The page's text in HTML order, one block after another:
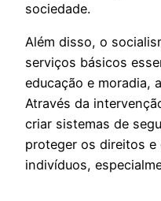
sociedade.
Além disso, o
serviços básicos
educação e moradia,
Através da
criar sistemas de
proteger os direitos
indivíduos,